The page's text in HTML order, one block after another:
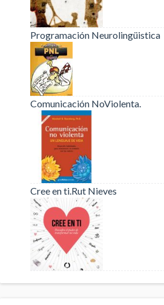
Programación Neurolingüistica
Comunicación NoViolenta.
Cree en ti.Rut Nieves